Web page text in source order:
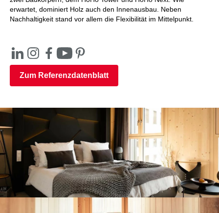
erwartet, dominiert Holz auch den Innenausbau. Neben
Nachhaltigkeit stand vor allem die Flexibilität im Mittelpunkt.
Zum Referenzdatenblatt